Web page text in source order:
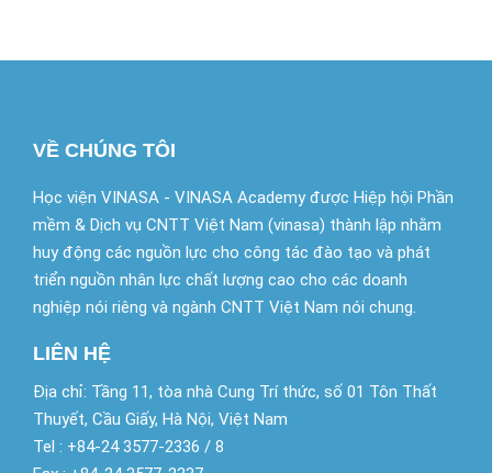
VỀ CHÚNG TÔI
Học viện VINASA - VINASA Academy được Hiệp hội Phần
mềm & Dịch vụ CNTT Việt Nam (vinasa) thành lập nhằm
huy động các nguồn lực cho công tác đào tạo và phát
triển nguồn nhân lực chất lượng cao cho các doanh
nghiệp nói riêng và ngành CNTT Việt Nam nói chung.
LIÊN HỆ
Địa chỉ: Tầng 11, tòa nhà Cung Trí thức, số 01 Tôn Thất
Thuyết, Cầu Giấy, Hà Nội, Việt Nam
Tel : +84-24 3577-2336 / 8